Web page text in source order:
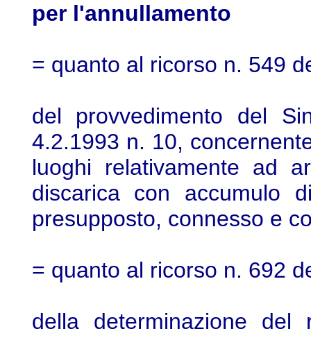
per l'annullamento
= quanto al ricorso n. 549
del provvedimento del
4.2.1993 n. 10,
luoghi relativamente ad
discarica con accumulo
presupposto, connesso e
= quanto al ricorso n. 692
della determinazione del